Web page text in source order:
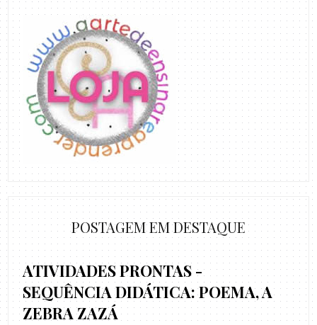
POSTAGEM EM DESTAQUE
ATIVIDADES PRONTAS -
SEQUÊNCIA DIDÁTICA: POEMA, A
ZEBRA ZAZÁ